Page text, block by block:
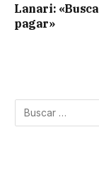
Lanari:
pagar»